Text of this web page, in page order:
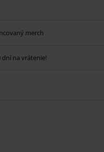
automaticky.
Zľava sa nevzťahuje na:
Lindemann, Böhse Onkelz,
merch
na vrátenie!